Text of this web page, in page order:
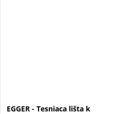
EGGER - Tesniaca lišta k